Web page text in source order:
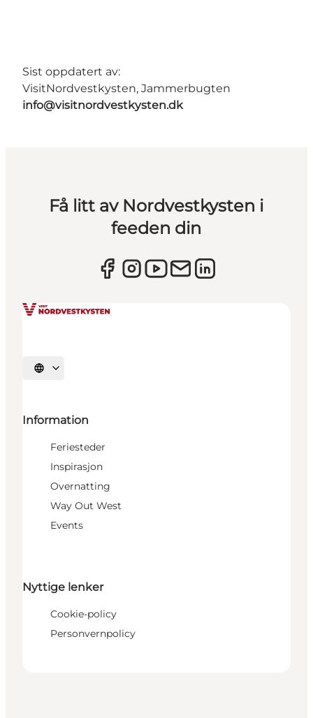
Sist oppdatert av:
VisitNordvestkysten, Jammerbugten
info@visitnordvestkysten.dk
Få litt av Nordvestkysten i
feeden din
Velg språk
Information
Feriesteder
Inspirasjon
Overnatting
Way Out West
Events
Nyttige lenker
Cookie-policy
Personvernpolicy